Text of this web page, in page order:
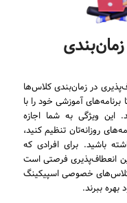
در زمان‌بندی کلاس‌ها
آموزشی خود را با
ویژگی به شما اجازه
روزانه‌تان تنظیم کنید،
باشید. برای افرادی که
انعطاف‌پذیری فرصتی است
کلاس‌های خصوصی اسپیکینگ
ببرند.